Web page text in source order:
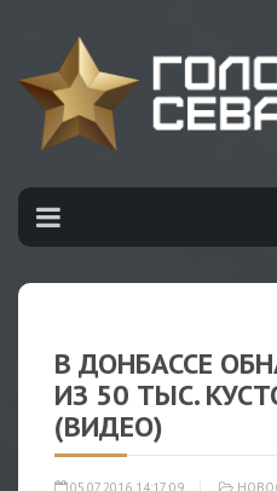
В ДОНБАССЕ
ИЗ 50 ТЫС.
(ВИДЕО)